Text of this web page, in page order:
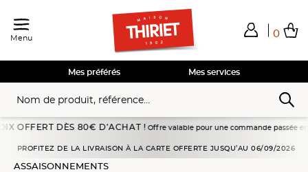
Menu 0
Total de mes achats
Voir mon panier
Voir mon panier
Voir mon panier
Voir mon panier
Mes services
Mes préférés
DÈS 80€ D’ACHAT !Offre valable pour une commande passée en livraison à
PROFITEZ DE LA LIVRAISON À LA CARTE OFFERTE JUSQU’AU 06/09/2026
ASSAISONNEMENTS